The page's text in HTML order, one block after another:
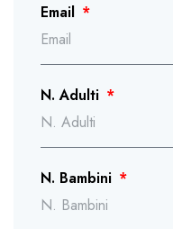
Email
N. Adulti
N. Bambini